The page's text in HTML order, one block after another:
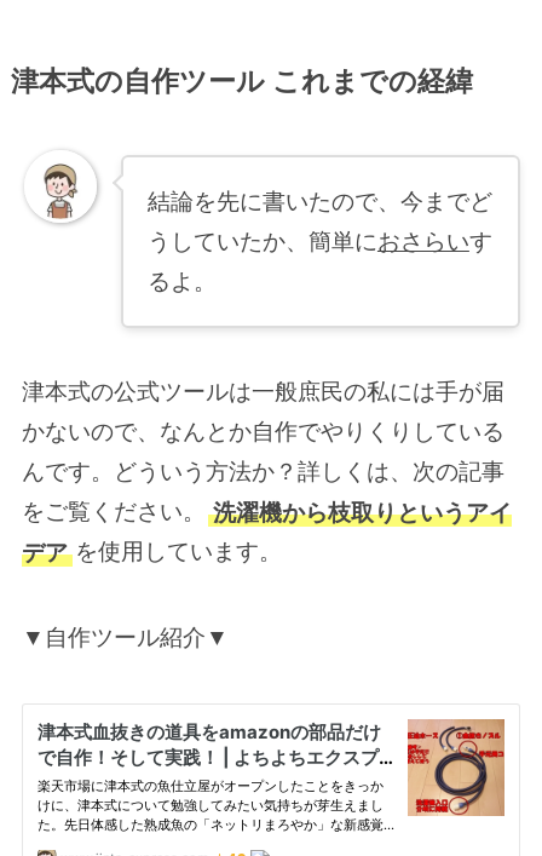
津本式の自作ツール これまでの経緯
結論を先に書いたので、今までど
うしていたか、簡単におさらいす
るよ。
津本式の公式ツールは一般庶民の私には手が届
かないので、なんとか自作でやりくりしている
んです。どういう方法か？詳しくは、次の記事
をご覧ください。
洗濯機から枝取りというアイ
デア を使用しています。
▼自作ツール紹介▼